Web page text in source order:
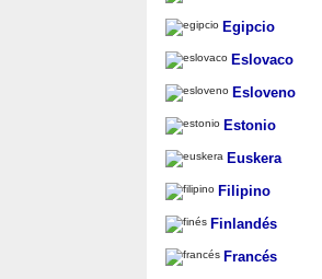
Egipcio
Eslovaco
Esloveno
Estonio
Euskera
Filipino
Finlandés
Francés